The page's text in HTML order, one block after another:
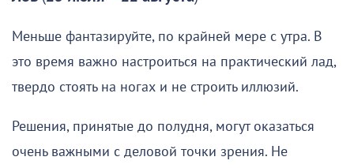
Меньше фантазируйте, по крайней мере с утра. В
это время важно настроиться на практический лад,
твердо стоять на ногах и не строить иллюзий.
Решения, принятые до полудня, могут оказаться
очень важными с деловой точки зрения. Не